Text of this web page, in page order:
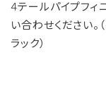
4テールパイプフィ
い合わせください
ラック）